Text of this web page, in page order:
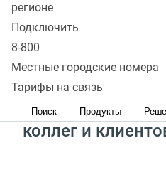
регионе
Подключить
8-800
Местные городские номера
Тарифы на связь
Поиск Продукты
Чаты, звонки
и
с коллегами в
Автозагрузка
коллег и